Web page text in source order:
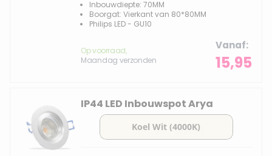
Inbouwdiepte: 70MM
Boorgat: Vierkant van 80*80MM
Philips LED - GU10
Op voorraad,
Maandag verzonden
Vanaf
15,95
IP44 LED Inbouwspot Arya